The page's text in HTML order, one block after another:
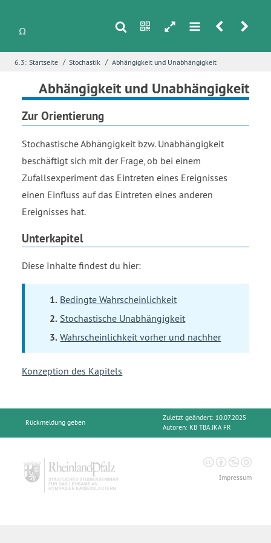
s n h m r u
6.3: Startseite / Stochastik / Abhängigkeit und Unabhängigkeit
Abhängigkeit und Unabhängigkeit
Zur Orientierung
Stochastische Abhängigkeit bzw. Unabhängigkeit
beschäftigt sich mit der Frage, ob bei einem
Zufallsexperiment das Eintreten eines Ereignisses
einen Einfluss auf das Eintreten eines anderen
Ereignisses hat.
Unterkapitel
Diese Inhalte findest du hier:
Bedingte Wahrscheinlichkeit
Stochastische Unabhängigkeit
Wahrscheinlichkeit vorher und nachher
Konzeption des Kapitels
Rückmeldung geben
Zuletzt geändert: 10.07.2025
Autoren: KB TBA JKA FR
Impressum
Name*
Seite*